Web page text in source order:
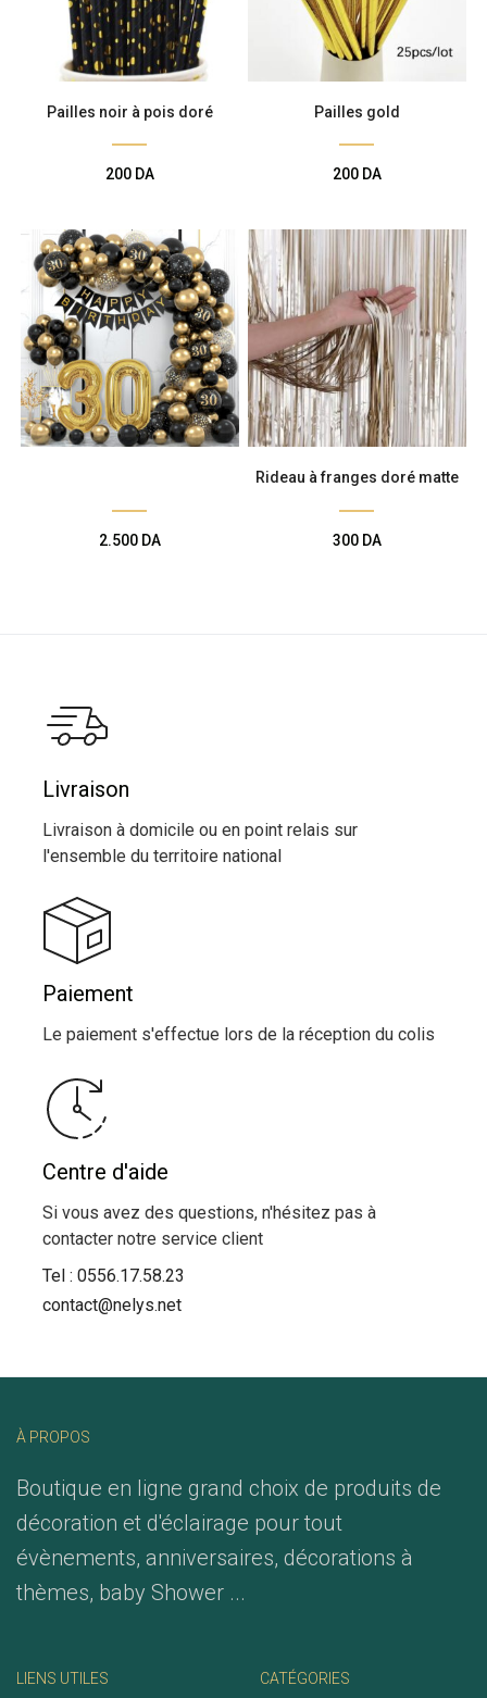
Pailles noir à pois doré
200 DA
Pailles gold
200 DA
2.500 DA
Rideau à franges doré matte
300 DA
Livraison
Livraison à domicile ou en point relais sur
l'ensemble du territoire national
Paiement
Le paiement s'effectue lors de la réception du colis
Centre d'aide
Si vous avez des questions, n'hésitez pas à
contacter notre service client
Tel : 0556.17.58.23
contact@nelys.net
À PROPOS
Boutique en ligne grand choix de produits de
décoration et d'éclairage pour tout
évènements, anniversaires, décorations à
thèmes, baby Shower ...
LIENS UTILES CATÉGORIES